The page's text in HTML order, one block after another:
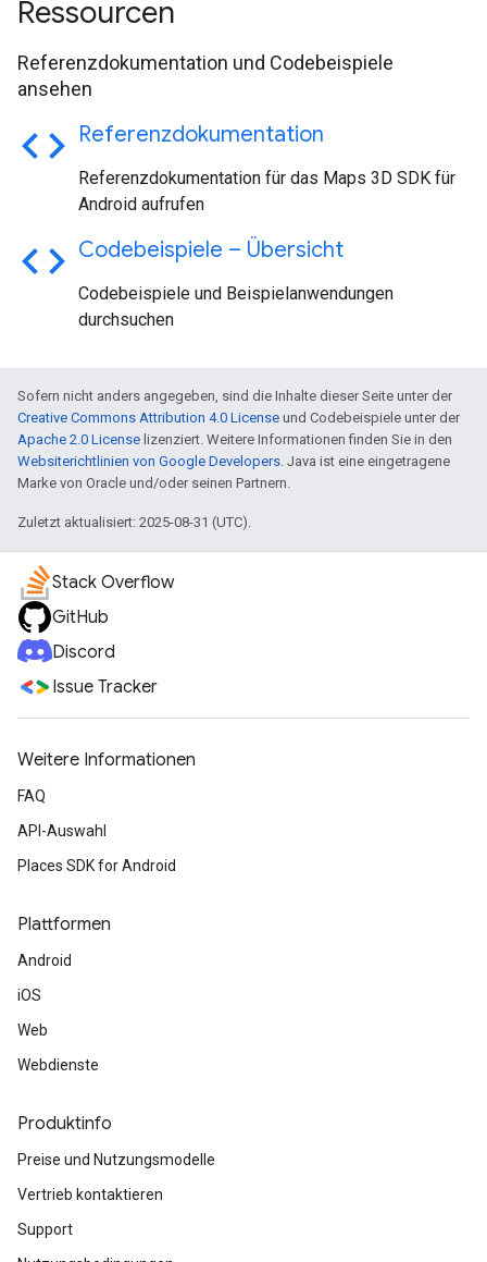
Ressourcen
Referenzdokumentation und Codebeispiele
ansehen
code Referenzdokumentation
Referenzdokumentation für das Maps 3D SDK für
Android aufrufen
code Codebeispiele – Übersicht
Codebeispiele und Beispielanwendungen
durchsuchen
Sofern nicht anders angegeben, sind die Inhalte dieser Seite unter der
Creative Commons Attribution 4.0 License und Codebeispiele unter der
Apache 2.0 License lizenziert. Weitere Informationen finden Sie in den
Websiterichtlinien von Google Developers. Java ist eine eingetragene
Marke von Oracle und/oder seinen Partnern.
Zuletzt aktualisiert: 2025-08-31 (UTC).
Stack Overflow
GitHub
Discord
Issue Tracker
Weitere Informationen
FAQ
API-Auswahl
Places SDK for Android
Plattformen
Android
iOS
Web
Webdienste
Produktinfo
Preise und Nutzungsmodelle
Vertrieb kontaktieren
Support